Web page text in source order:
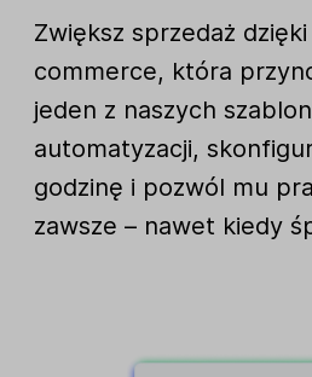
Zwiększ sprzedaż
commerce, która
jeden z naszych
automatyzacji,
godzinę i pozwól mu
zawsze – nawet kiedy